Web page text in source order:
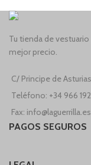
Tu tienda de
mejor precio.
C/ Principe de
Teléfono: +34 966
Fax: info@laguerrilla.es
PAGOS SEGUROS